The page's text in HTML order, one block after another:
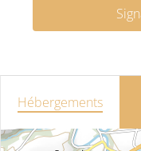
Hébergements